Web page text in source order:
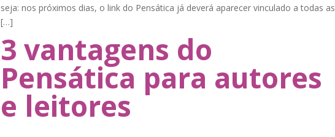
seja: nos próximos dias, o link do Pensática já deverá aparecer vinculado a todas as
[…]
3 vantagens do
Pensática para autores
e leitores